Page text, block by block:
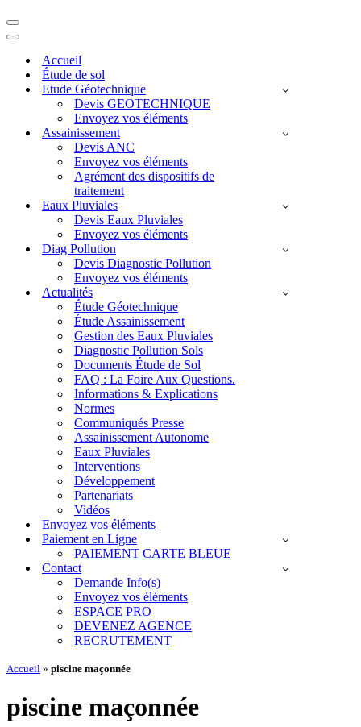
Menu
de
Menu
navigationAccueil
Étude de sol
Etude Géotechnique
Devis GEOTECHNIQUE
Envoyez vos éléments
Assainissement
Devis ANC
Envoyez vos éléments
Agrément des dispositifs de
traitement
Eaux Pluviales
Devis Eaux Pluviales
Envoyez vos éléments
Diag Pollution
Devis Diagnostic Pollution
Envoyez vos éléments
Actualités
Étude Géotechnique
Étude Assainissement
Gestion des Eaux Pluviales
Diagnostic Pollution Sols
Documents Étude de Sol
FAQ : La Foire Aux Questions.
Informations & Explications
Normes
Communiqués Presse
Assainissement Autonome
Eaux Pluviales
Interventions
Développement
Partenariats
Vidéos
Envoyez vos éléments
Paiement en Ligne
PAIEMENT CARTE BLEUE
Contact
Demande Info(s)
Envoyez vos éléments
ESPACE PRO
DEVENEZ AGENCE
RECRUTEMENT
Accueil » piscine maçonnée
piscine maçonnée